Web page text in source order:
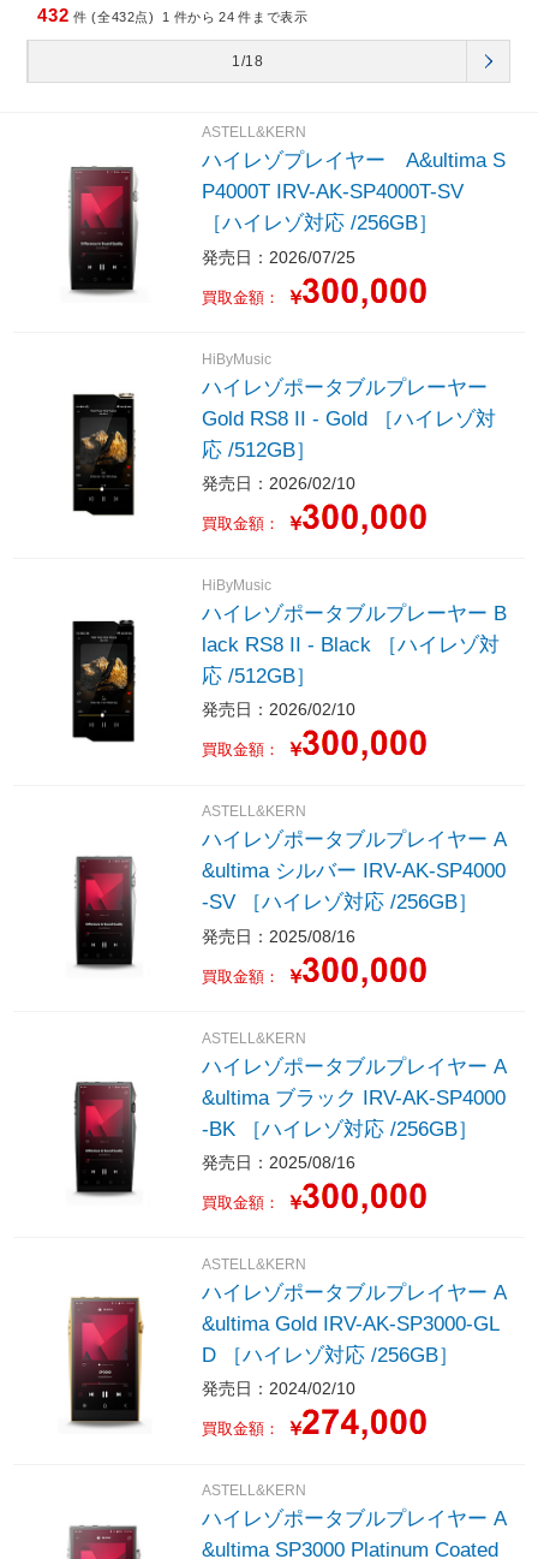
432 件 (全432点) 1 件から 24 件まで表示
1/18
ASTELL&KERN
ハイレゾプレイヤー A&ultima S
P4000T IRV-AK-SP4000T-SV
［ハイレゾ対応 /256GB］
発売日：2026/07/25
買取金額： ￥
HiByMusic
ハイレゾポータブルプレーヤー
Gold RS8 II - Gold ［ハイレゾ対
応 /512GB］
発売日：2026/02/10
買取金額： ￥
HiByMusic
ハイレゾポータブルプレーヤー B
lack RS8 II - Black ［ハイレゾ対
応 /512GB］
発売日：2026/02/10
買取金額： ￥
ASTELL&KERN
ハイレゾポータブルプレイヤー A
&ultima シルバー IRV-AK-SP4000
-SV ［ハイレゾ対応 /256GB］
発売日：2025/08/16
買取金額： ￥
ASTELL&KERN
ハイレゾポータブルプレイヤー A
&ultima ブラック IRV-AK-SP4000
-BK ［ハイレゾ対応 /256GB］
発売日：2025/08/16
買取金額： ￥
ASTELL&KERN
ハイレゾポータブルプレイヤー A
&ultima Gold IRV-AK-SP3000-GL
D ［ハイレゾ対応 /256GB］
発売日：2024/02/10
買取金額： ￥
ASTELL&KERN
ハイレゾポータブルプレイヤー A
&ultima SP3000 Platinum Coated